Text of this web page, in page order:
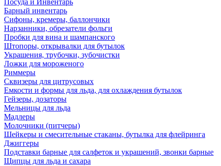
Посуда и Инвентарь
Барный инвентарь
Сифоны, кремеры, баллончики
Нарзанники, обрезатели фольги
Пробки для вина и шампанского
Штопоры, открывалки для бутылок
Украшения, трубочки, зубочистки
Ложки для мороженого
Риммеры
Сквизеры для цитрусовых
Емкости и формы для льда, для охлаждения бутылок
Гейзеры, дозаторы
Мельницы для льда
Мадлеры
Молочники (питчеры)
Шейкеры и смесительные стаканы, бутылка для флейринга
Джиггеры
Подставки барные для салфеток и украшений, звонки барные
Щипцы для льда и сахара